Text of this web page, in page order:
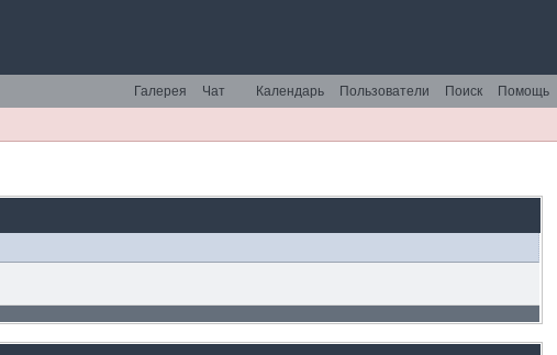
Помощь
Поиск
Пользователи
Календарь
Чат
Галерея